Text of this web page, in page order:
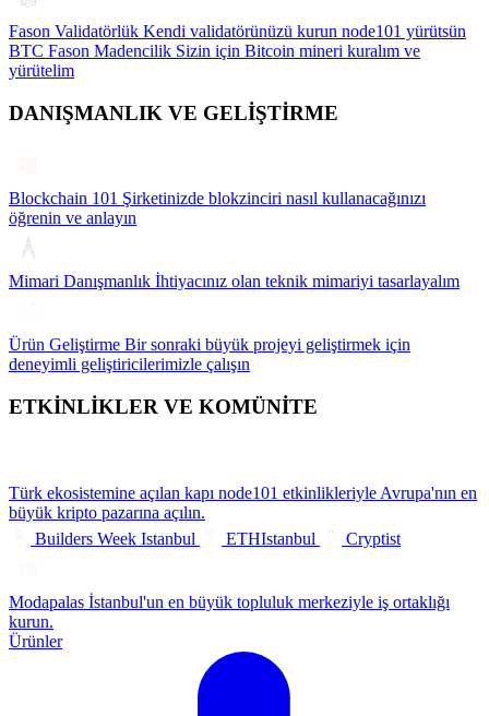
Fason Validatörlük Kendi validatörünüzü kurun node101 yürütsün
BTC Fason Madencilik Sizin için Bitcoin mineri kuralım ve
yürütelim
DANIŞMANLIK VE GELİŞTİRME
Blockchain 101 Şirketinizde blokzinciri nasıl kullanacağınızı
öğrenin ve anlayın
Mimari Danışmanlık İhtiyacınız olan teknik mimariyi tasarlayalım
Ürün Geliştirme Bir sonraki büyük projeyi geliştirmek için
deneyimli geliştiricilerimizle çalışın
ETKİNLİKLER VE KOMÜNİTE
Türk ekosistemine açılan kapı node101 etkinlikleriyle Avrupa'nın en
büyük kripto pazarına açılın.
Builders Week Istanbul
ETHIstanbul Cryptist
Modapalas İstanbul'un en büyük topluluk merkeziyle iş ortaklığı
kurun.
Ürünler